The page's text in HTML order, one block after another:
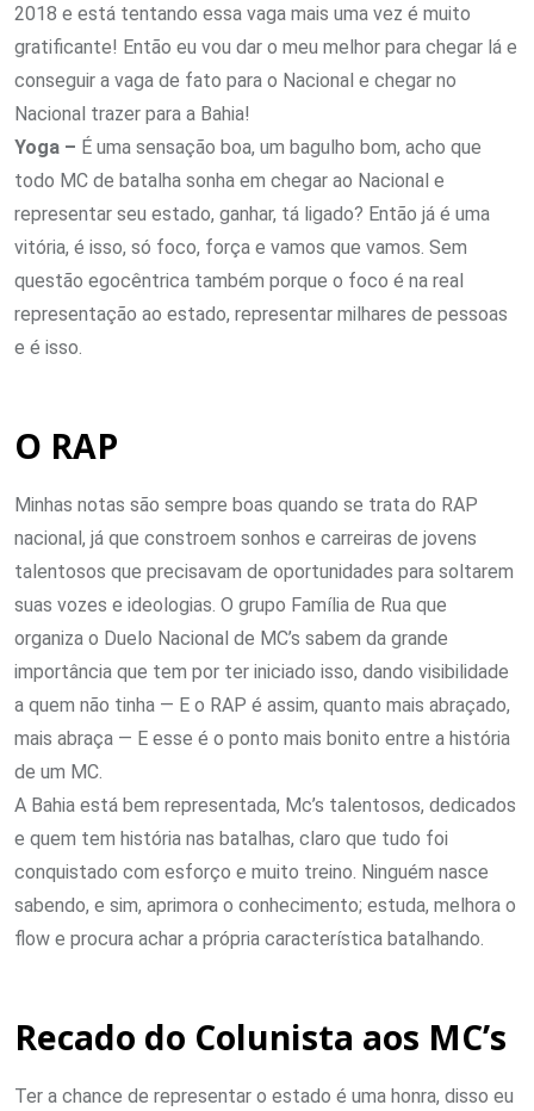
2018 e está tentando essa vaga mais uma vez é muito
gratificante! Então eu vou dar o meu melhor para chegar lá e
conseguir a vaga de fato para o Nacional e chegar no
Nacional trazer para a Bahia!
Yoga – É uma sensação boa, um bagulho bom, acho que
todo MC de batalha sonha em chegar ao Nacional e
representar seu estado, ganhar, tá ligado? Então já é uma
vitória, é isso, só foco, força e vamos que vamos. Sem
questão egocêntrica também porque o foco é na real
representação ao estado, representar milhares de pessoas
e é isso.
O RAP
Minhas notas são sempre boas quando se trata do RAP
nacional, já que constroem sonhos e carreiras de jovens
talentosos que precisavam de oportunidades para soltarem
suas vozes e ideologias. O grupo Família de Rua que
organiza o Duelo Nacional de MC’s sabem da grande
importância que tem por ter iniciado isso, dando visibilidade
a quem não tinha — E o RAP é assim, quanto mais abraçado,
mais abraça — E esse é o ponto mais bonito entre a história
de um MC.
A Bahia está bem representada, Mc’s talentosos, dedicados
e quem tem história nas batalhas, claro que tudo foi
conquistado com esforço e muito treino. Ninguém nasce
sabendo, e sim, aprimora o conhecimento; estuda, melhora o
flow e procura achar a própria característica batalhando.
Recado do Colunista aos MC’s
Ter a chance de representar o estado é uma honra, disso eu